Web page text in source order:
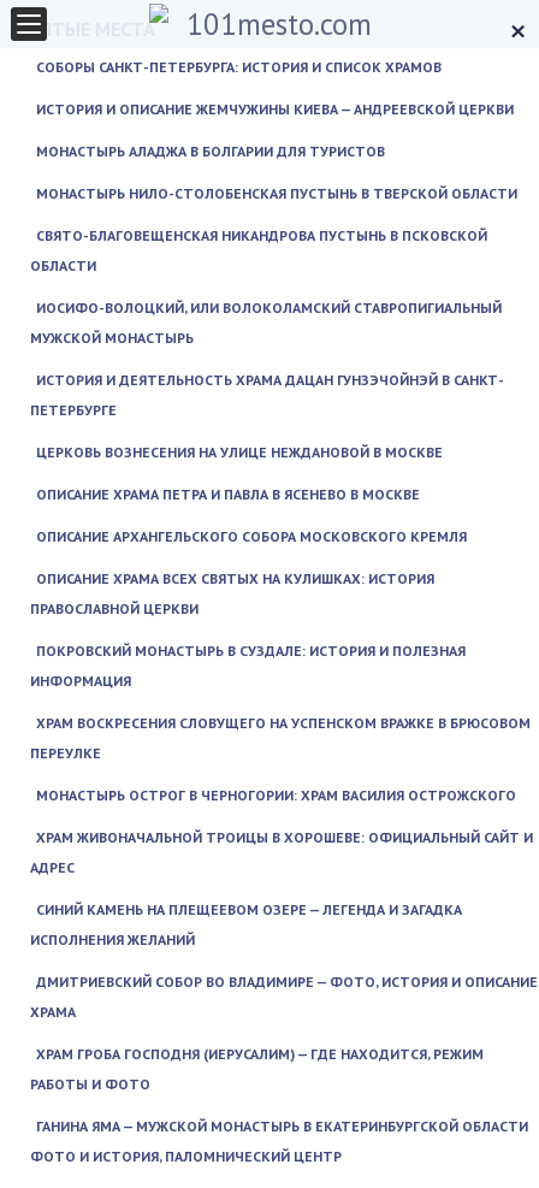
×
СВЯТЫЕ МЕСТА
СОБОРЫ САНКТ-ПЕТЕРБУРГА: ИСТОРИЯ И СПИСОК ХРАМОВ
ИСТОРИЯ И ОПИСАНИЕ ЖЕМЧУЖИНЫ КИЕВА — АНДРЕЕВСКОЙ ЦЕРКВИ
МОНАСТЫРЬ АЛАДЖА В БОЛГАРИИ ДЛЯ ТУРИСТОВ
МОНАСТЫРЬ НИЛО-СТОЛОБЕНСКАЯ ПУСТЫНЬ В ТВЕРСКОЙ ОБЛАСТИ
СВЯТО-БЛАГОВЕЩЕНСКАЯ НИКАНДРОВА ПУСТЫНЬ В ПСКОВСКОЙ
ОБЛАСТИ
ИОСИФО-ВОЛОЦКИЙ, ИЛИ ВОЛОКОЛАМСКИЙ СТАВРОПИГИАЛЬНЫЙ
МУЖСКОЙ МОНАСТЫРЬ
ИСТОРИЯ И ДЕЯТЕЛЬНОСТЬ ХРАМА ДАЦАН ГУНЗЭЧОЙНЭЙ В САНКТ-
ПЕТЕРБУРГЕ
ЦЕРКОВЬ ВОЗНЕСЕНИЯ НА УЛИЦЕ НЕЖДАНОВОЙ В МОСКВЕ
ОПИСАНИЕ ХРАМА ПЕТРА И ПАВЛА В ЯСЕНЕВО В МОСКВЕ
ОПИСАНИЕ АРХАНГЕЛЬСКОГО СОБОРА МОСКОВСКОГО КРЕМЛЯ
ОПИСАНИЕ ХРАМА ВСЕХ СВЯТЫХ НА КУЛИШКАХ: ИСТОРИЯ
ПРАВОСЛАВНОЙ ЦЕРКВИ
ПОКРОВСКИЙ МОНАСТЫРЬ В СУЗДАЛЕ: ИСТОРИЯ И ПОЛЕЗНАЯ
ИНФОРМАЦИЯ
ХРАМ ВОСКРЕСЕНИЯ СЛОВУЩЕГО НА УСПЕНСКОМ ВРАЖКЕ В БРЮСОВОМ
ПЕРЕУЛКЕ
МОНАСТЫРЬ ОСТРОГ В ЧЕРНОГОРИИ: ХРАМ ВАСИЛИЯ ОСТРОЖСКОГО
ХРАМ ЖИВОНАЧАЛЬНОЙ ТРОИЦЫ В ХОРОШЕВЕ: ОФИЦИАЛЬНЫЙ САЙТ И
АДРЕС
СИНИЙ КАМЕНЬ НА ПЛЕЩЕЕВОМ ОЗЕРЕ — ЛЕГЕНДА И ЗАГАДКА
ИСПОЛНЕНИЯ ЖЕЛАНИЙ
ДМИТРИЕВСКИЙ СОБОР ВО ВЛАДИМИРЕ — ФОТО, ИСТОРИЯ И ОПИСАНИЕ
ХРАМА
ХРАМ ГРОБА ГОСПОДНЯ (ИЕРУСАЛИМ) — ГДЕ НАХОДИТСЯ, РЕЖИМ
РАБОТЫ И ФОТО
ГАНИНА ЯМА — МУЖСКОЙ МОНАСТЫРЬ В ЕКАТЕРИНБУРГСКОЙ ОБЛАСТИ
ФОТО И ИСТОРИЯ, ПАЛОМНИЧЕСКИЙ ЦЕНТР